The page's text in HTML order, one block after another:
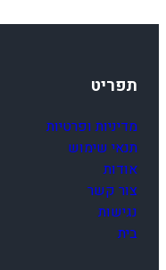
תפריט
מדיניות ופרטיות
תנאי שימוש
אודות
צור קשר
נגישות
בית